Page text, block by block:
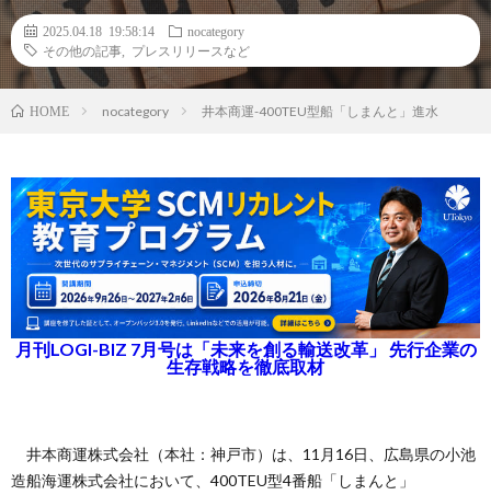
2025.04.18 19:58:14
nocategory
その他の記事
プレスリリースなど
HOME nocategory 井本商運-400TEU型船「しまんと」進水
月刊LOGI-BIZ 7月号は「未来を創る輸送改革」 先行企業の
生存戦略を徹底取材
井本商運株式会社（本社：神戸市）は、11月16日、広島県の小池
造船海運株式会社において、400TEU型4番船「しまんと」